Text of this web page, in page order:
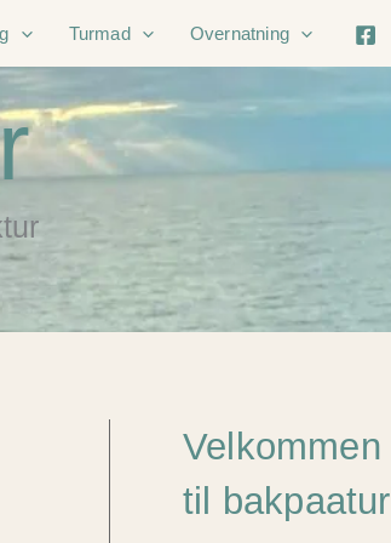
Turmad Overnatning
Velkommen
til bakpaatur